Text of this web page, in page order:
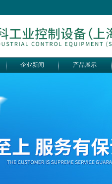
企业新闻 产品展示